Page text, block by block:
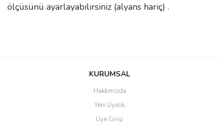
ölçüsünü ayarlayabilirsiniz (alyans hariç) .
Bu ürüne ilk yorumu siz yapın!
Yorum Yaz
Ürün resmi kalitesiz, bozuk veya görüntülenemiyor.
Ürün açıklamasında eksik bilgiler bulunuyor.
KURUMSAL
Hakkımızda
Yeni Üyelik
Üye Girişi